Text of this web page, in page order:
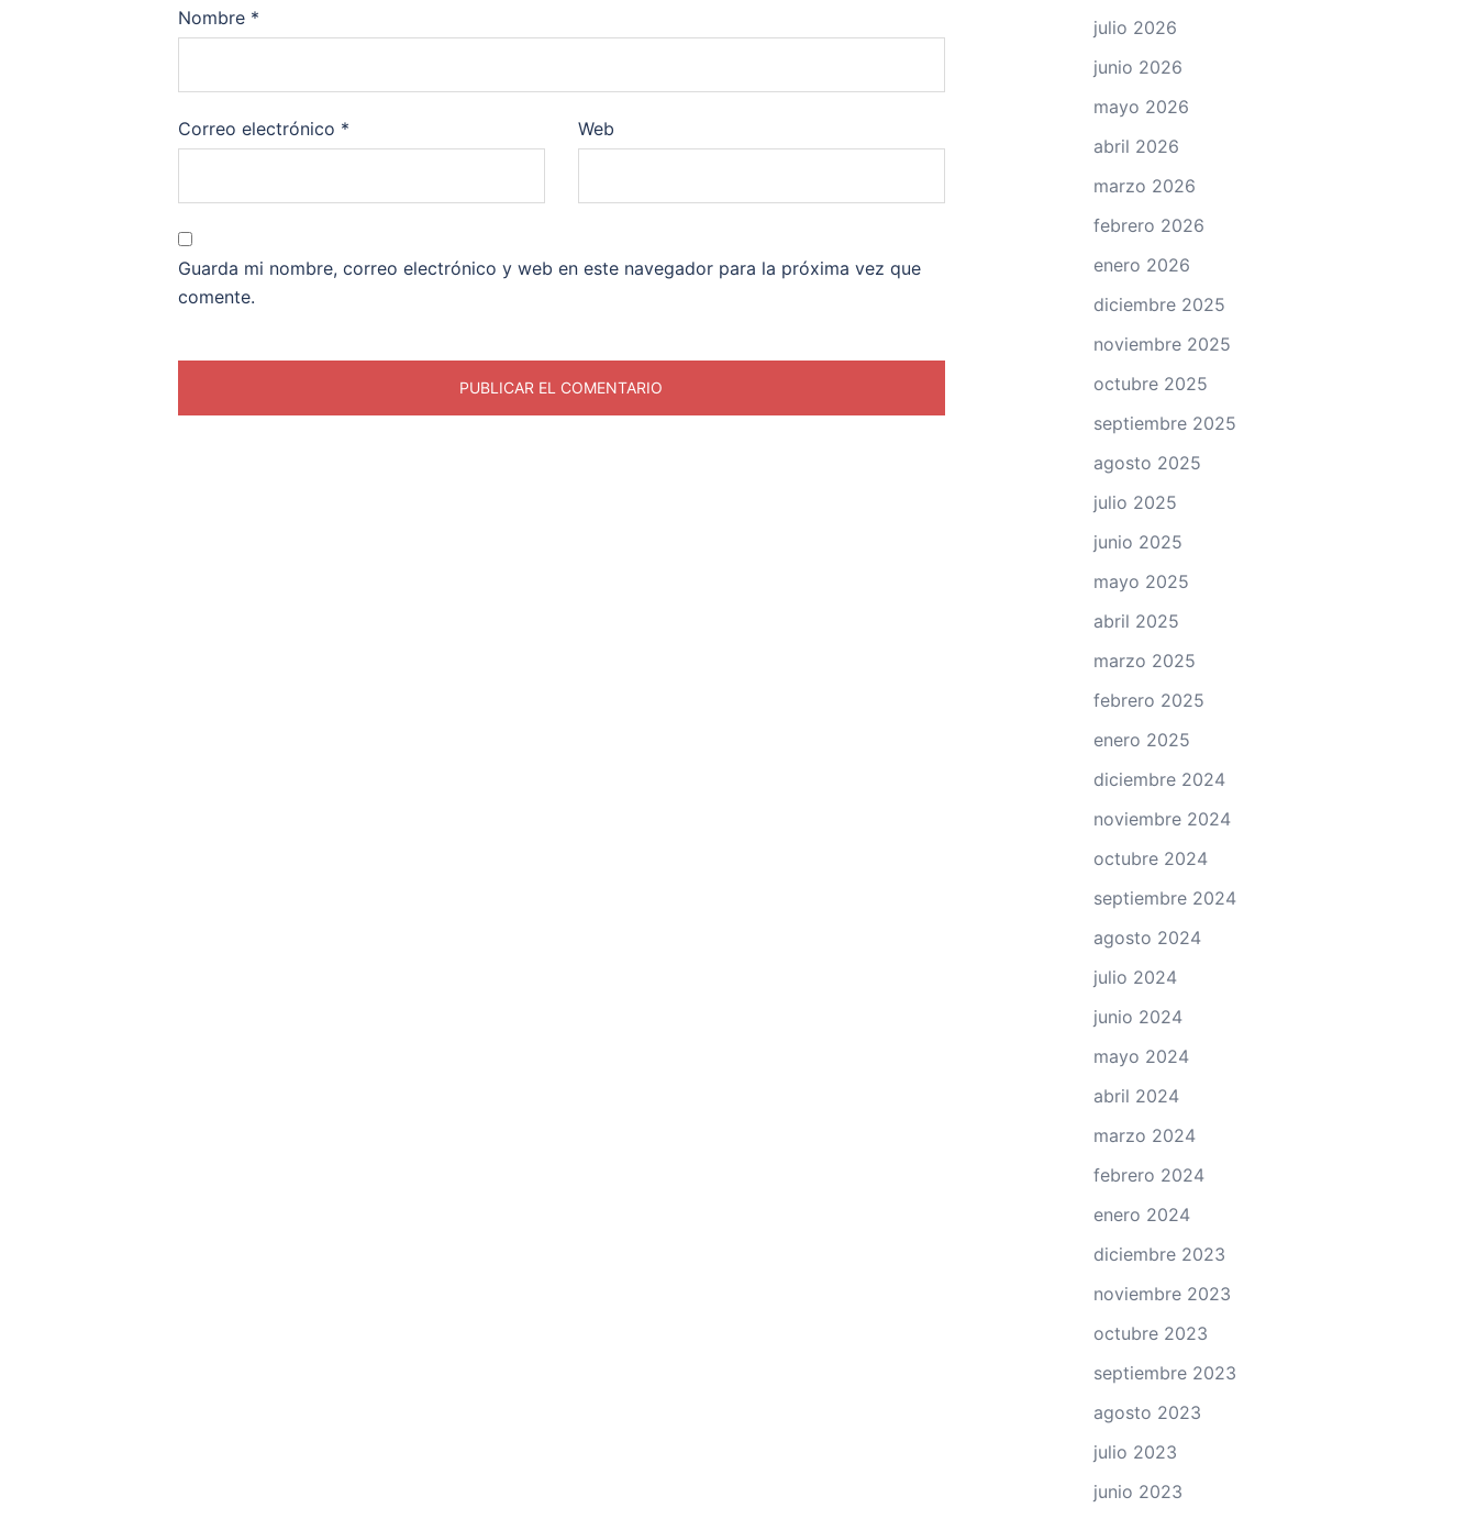
Nombre *
Correo electrónico * Web
Guarda mi nombre, correo electrónico y web en este navegador para la próxima vez que
comente.
julio 2026
junio 2026
mayo 2026
abril 2026
marzo 2026
febrero 2026
enero 2026
diciembre 2025
noviembre 2025
octubre 2025
septiembre 2025
agosto 2025
julio 2025
junio 2025
mayo 2025
abril 2025
marzo 2025
febrero 2025
enero 2025
diciembre 2024
noviembre 2024
octubre 2024
septiembre 2024
agosto 2024
julio 2024
junio 2024
mayo 2024
abril 2024
marzo 2024
febrero 2024
enero 2024
diciembre 2023
noviembre 2023
octubre 2023
septiembre 2023
agosto 2023
julio 2023
junio 2023